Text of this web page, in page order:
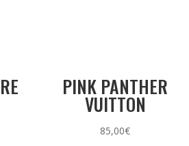
PINK PANTHER
VUITTON
85,00€